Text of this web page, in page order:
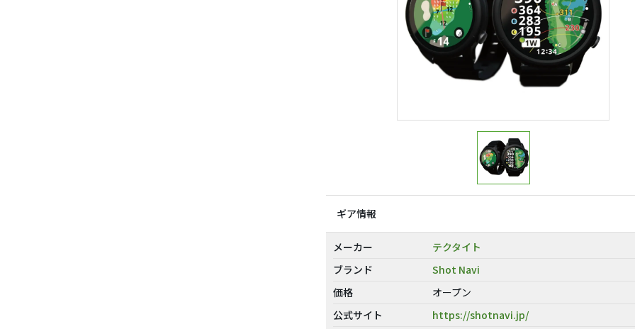
ギア情報
メーカー
テクタイト
ブランド
Shot Navi
価格
オープン
公式サイト
https://shotnavi.jp/